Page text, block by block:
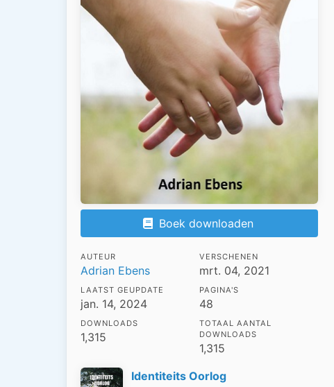
Boek downloaden
AUTEUR
Adrian Ebens
VERSCHENEN
mrt. 04, 2021
LAATST GEUPDATE
jan. 14, 2024
PAGINA'S
48
DOWNLOADS
1,315
TOTAAL AANTAL
DOWNLOADS
1,315
Identiteits Oorlog